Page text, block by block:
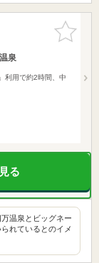
お気に入
りに追加
泉
利用で約2時間、中
る
温泉とビッグネー
れているとのイメ